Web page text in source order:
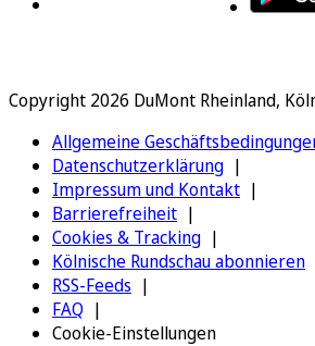
Copyright 2026 DuMont Rheinland,
Allgemeine
Datenschutzerklärung
Impressum und Kontakt
Barrierefreiheit
Cookies & Tracking
Kölnische Rundschau abonnieren
RSS-Feeds
FAQ
Cookie-Einstellungen